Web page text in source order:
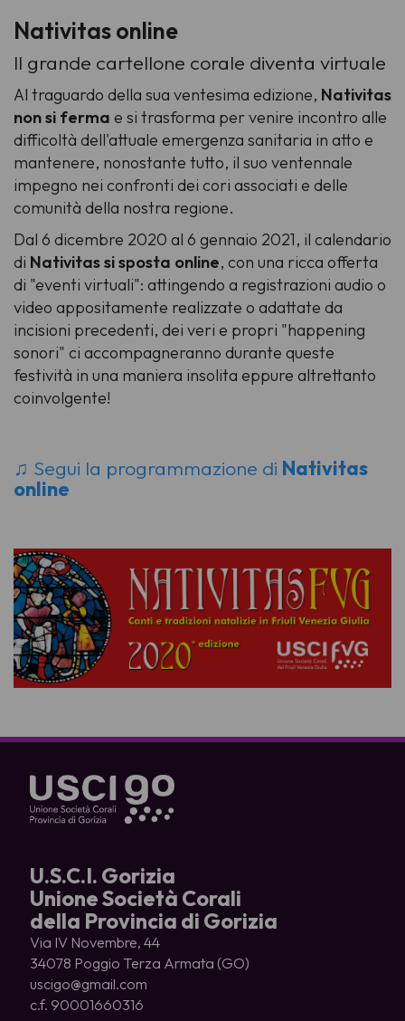
Nativitas online
Il grande cartellone corale diventa virtuale
Al traguardo della sua ventesima edizione, Nativitas
non si ferma e si trasforma per venire incontro alle
difficoltà dell'attuale emergenza sanitaria in atto e
mantenere, nonostante tutto, il suo ventennale
impegno nei confronti dei cori associati e delle
comunità della nostra regione.
Dal 6 dicembre 2020 al 6 gennaio 2021, il calendario
di Nativitas si sposta online, con una ricca offerta
di "eventi virtuali": attingendo a registrazioni audio o
video appositamente realizzate o adattate da
incisioni precedenti, dei veri e propri "happening
sonori" ci accompagneranno durante queste
festività in una maniera insolita eppure altrettanto
coinvolgente!
♫ Segui la programmazione di Nativitas
online
U.S.C.I. Gorizia
Unione Società Corali
della Provincia di Gorizia
Via IV Novembre, 44
34078 Poggio Terza Armata (GO)
uscigo@gmail.com
c.f. 90001660316